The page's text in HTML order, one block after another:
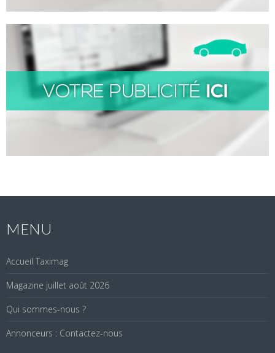
MENU
Accueil Taximag
Magazine juillet août 2026
Qui sommes-nous ?
Annonceurs : Contactez-nous